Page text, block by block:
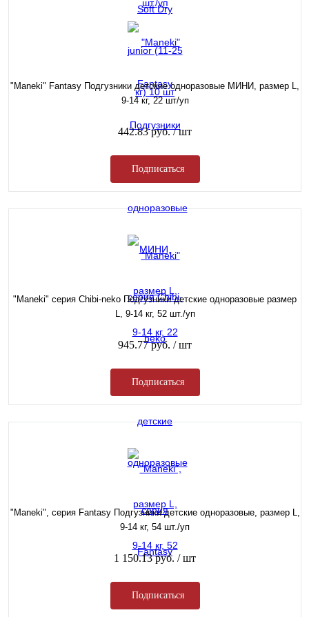
"Maneki" Fantasy Подгузники детские одноразовые МИНИ, размер L,
9-14 кг, 22 шт/уп
442.83 руб./ шт
Подписаться
"Maneki" серия Chibi-neko Подгузники детские одноразовые размер
L, 9-14 кг, 52 шт./уп
945.77 руб. / шт
Подписаться
"Maneki", серия Fantasy Подгузники детские одноразовые, размер L,
9-14 кг, 54 шт./уп
1 150.13 руб. / шт
Подписаться